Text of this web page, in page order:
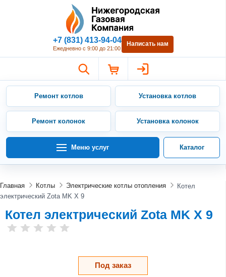
Нижегородская Газовая
+7 (831) 413-94-04
Ежедневно с 9:00 до 21:00
Написать нам
Ремонт котлов Установка котлов
Ремонт колонок Установка колонок
Меню услуг Каталог
Главная Котлы Электрические котлы отопления
Котел
электрический Zota MK X 9
Котел электрический Zota MK X 9
Под заказ